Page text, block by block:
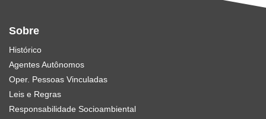
Sobre
Histórico
Agentes Autônomos
Oper. Pessoas Vinculadas
Leis e Regras
Responsabilidade Socioambiental